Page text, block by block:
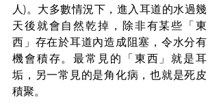
人)。大多數情況下，進入耳道的水過幾
天後就會自然乾掉，除非有某些「東
西」存在於耳道內造成阻塞，令水分有
機會積存。最常見的「東西」就是耳
垢，另一常見的是角化病，也就是死皮
積聚。